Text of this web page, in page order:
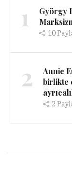
1
György
10
2
Annie
birlikte
2